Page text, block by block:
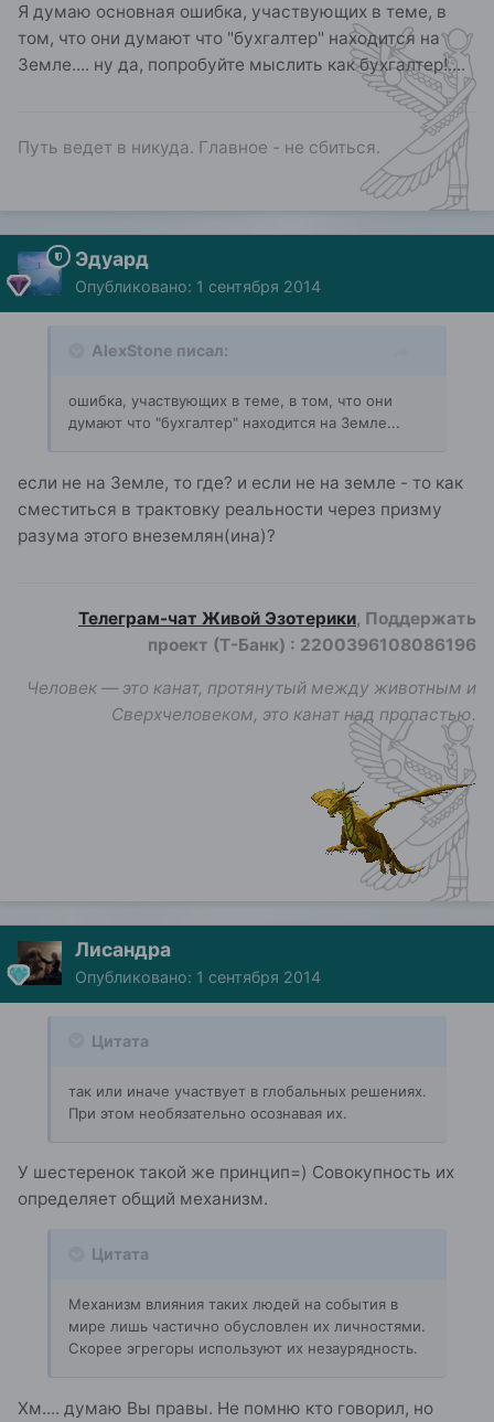
Я думаю основная ошибка, участвующих в теме, в
том, что они думают что "бухгалтер" находится на
Земле.... ну да, попробуйте мыслить как бухгалтер!....
Путь ведет в никуда. Главное - не сбиться.
Эдуард
Опубликовано: 1 сентября 2014
AlexStone писал:
ошибка, участвующих в теме, в том, что они
думают что "бухгалтер" находится на Земле...
если не на Земле, то где? и если не на земле - то как
сместиться в трактовку реальности через призму
разума этого внеземлян(ина)?
Телеграм-чат Живой Эзотерики, Поддержать
проект (Т-Банк) : 2200396108086196
Человек — это канат, протянутый между животным и
Сверхчеловеком, это канат над пропастью.
Лисандра
Опубликовано: 1 сентября 2014
Цитата
так или иначе участвует в глобальных решениях.
При этом необязательно осознавая их.
У шестеренок такой же принцип=) Совокупность их
определяет общий механизм.
Цитата
Механизм влияния таких людей на события в
мире лишь частично обусловлен их личностями.
Скорее эгрегоры используют их незаурядность.
Хм.... думаю Вы правы. Не помню кто говорил, но